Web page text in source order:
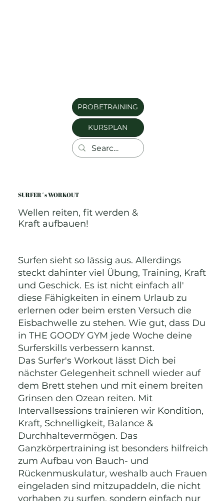
PROBETRAINING
KURSPLAN
SURFER´s WORKOUT
Wellen reiten, fit werden &
Kraft aufbauen!
Surfen sieht so lässig aus. Allerdings
steckt dahinter viel Übung, Training, Kraft
und Geschick. Es ist nicht einfach all'
diese Fähigkeiten in einem Urlaub zu
erlernen oder beim ersten Versuch die
Eisbachwelle zu stehen. Wie gut, dass Du
in THE GOODY GYM jede Woche deine
Surferskills verbessern kannst.
Das Surfer's Workout lässt Dich bei
nächster Gelegenheit schnell wieder auf
dem Brett stehen und mit einem breiten
Grinsen den Ozean reiten. Mit
Intervallsessions trainieren wir Kondition,
Kraft, Schnelligkeit, Balance &
Durchhaltevermögen. Das
Ganzkörpertraining ist besonders hilfreich
zum Aufbau von Bauch- und
Rückenmuskulatur, weshalb auch Frauen
eingeladen sind mitzupaddeln, die nicht
vorhaben zu surfen, sondern einfach nur